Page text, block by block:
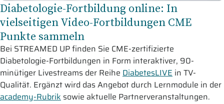
Diabetologie-Fortbildung online: In
vielseitigen Video-Fortbildungen CME
Punkte sammeln
Bei STREAMED UP finden Sie CME-zertifizierte
Diabetologie-Fortbildungen in Form interaktiver, 90-
minütiger Livestreams der Reihe DiabetesLIVE in TV-
Qualität. Ergänzt wird das Angebot durch Lernmodule in der
academy-Rubrik sowie aktuelle Partnerveranstaltungen.